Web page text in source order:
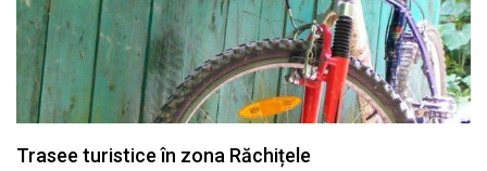
Trasee turistice în zona Răchițele